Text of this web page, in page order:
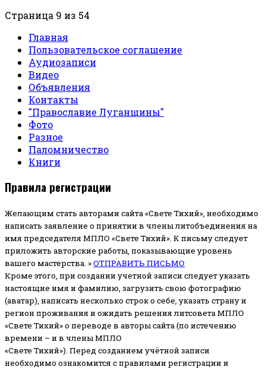
Страница 9 из 54
Главная
Пользовательское соглашение
Аудиозаписи
Видео
Объявления
Контакты
"Православие Луганщины"
Фото
Разное
Паломничество
Книги
Правила регистрации
Желающим стать авторами сайта «Свете Тихий», необходимо
написать заявление о принятии в члены литобъединения на
имя председателя МПЛО «Свете Тихий». К письму следует
приложить авторские работы, показывающие уровень
вашего мастерства. »ОТПРАВИТЬ ПИСЬМО
Кроме этого, при создании учетной записи следует указать
настоящие имя и фамилию, загрузить свою фотографию
(аватар), написать несколько строк о себе, указать страну и
регион проживания и ожидать решения литсовета МПЛО
«Свете Тихий» о переводе в авторы сайта (по истечению
времени – и в члены МПЛО
«Свете Тихий»). Перед созданием учётной записи
необходимо ознакомится с правилами регистрации и